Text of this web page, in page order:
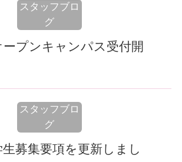
スタッフブロ
グ
ープンキャンパス受付開
スタッフブロ
グ
募集要項を更新しまし